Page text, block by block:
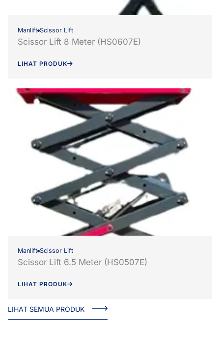
Manlift Scissor Lift
Scissor Lift 8 Meter (HS0607E)
LIHAT PRODUK
Manlift Scissor Lift
Scissor Lift 6.5 Meter (HS0507E)
LIHAT PRODUK
LIHAT SEMUA PRODUK